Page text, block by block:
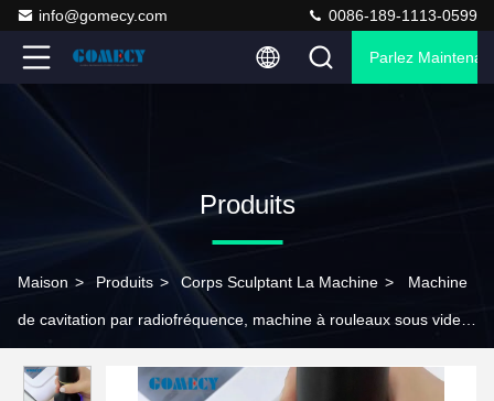
info@gomecy.com 0086-189-1113-0599
Parlez
Produits
Maison > Produits > Corps Sculptant La Machine > Machine
de cavitation par radiofréquence, machine à rouleaux sous vide